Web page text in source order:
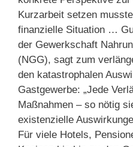
Kurzarbeit setzen
finanzielle Situation …
der Gewerkschaft
(NGG), sagt zum
den katastrophalen
Gastgewerbe: „Jede
Maßnahmen – so nötig
existenzielle
Für viele Hotels,